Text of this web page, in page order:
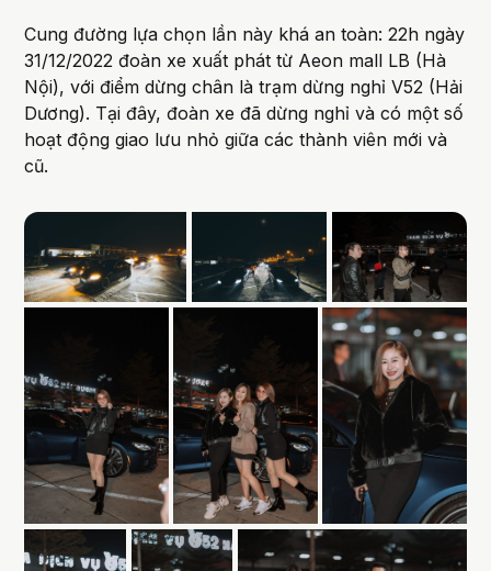
Cung đường lựa chọn lần này khá an toàn: 22h ngày
31/12/2022 đoàn xe xuất phát từ Aeon mall LB (Hà
Nội), với điểm dừng chân là trạm dừng nghỉ V52 (Hải
Dương). Tại đây, đoàn xe đã dừng nghỉ và có một số
hoạt động giao lưu nhỏ giữa các thành viên mới và
cũ.